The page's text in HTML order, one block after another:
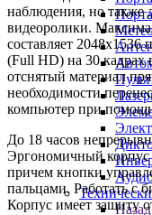
Назад
наблюдения, но также
видеоролики.
составляет 2048x1536
(Full HD) на 30 кадрах
отснятый материал
необходимости
компьютер при
До 18 часов
Эргономичный корпус
причем кнопки
пальцами. Работать с
Корпус имеет защиту